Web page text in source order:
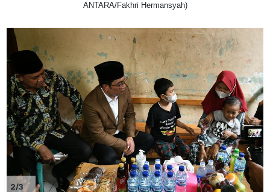
ANTARA/Fakhri Hermansyah)
2/3